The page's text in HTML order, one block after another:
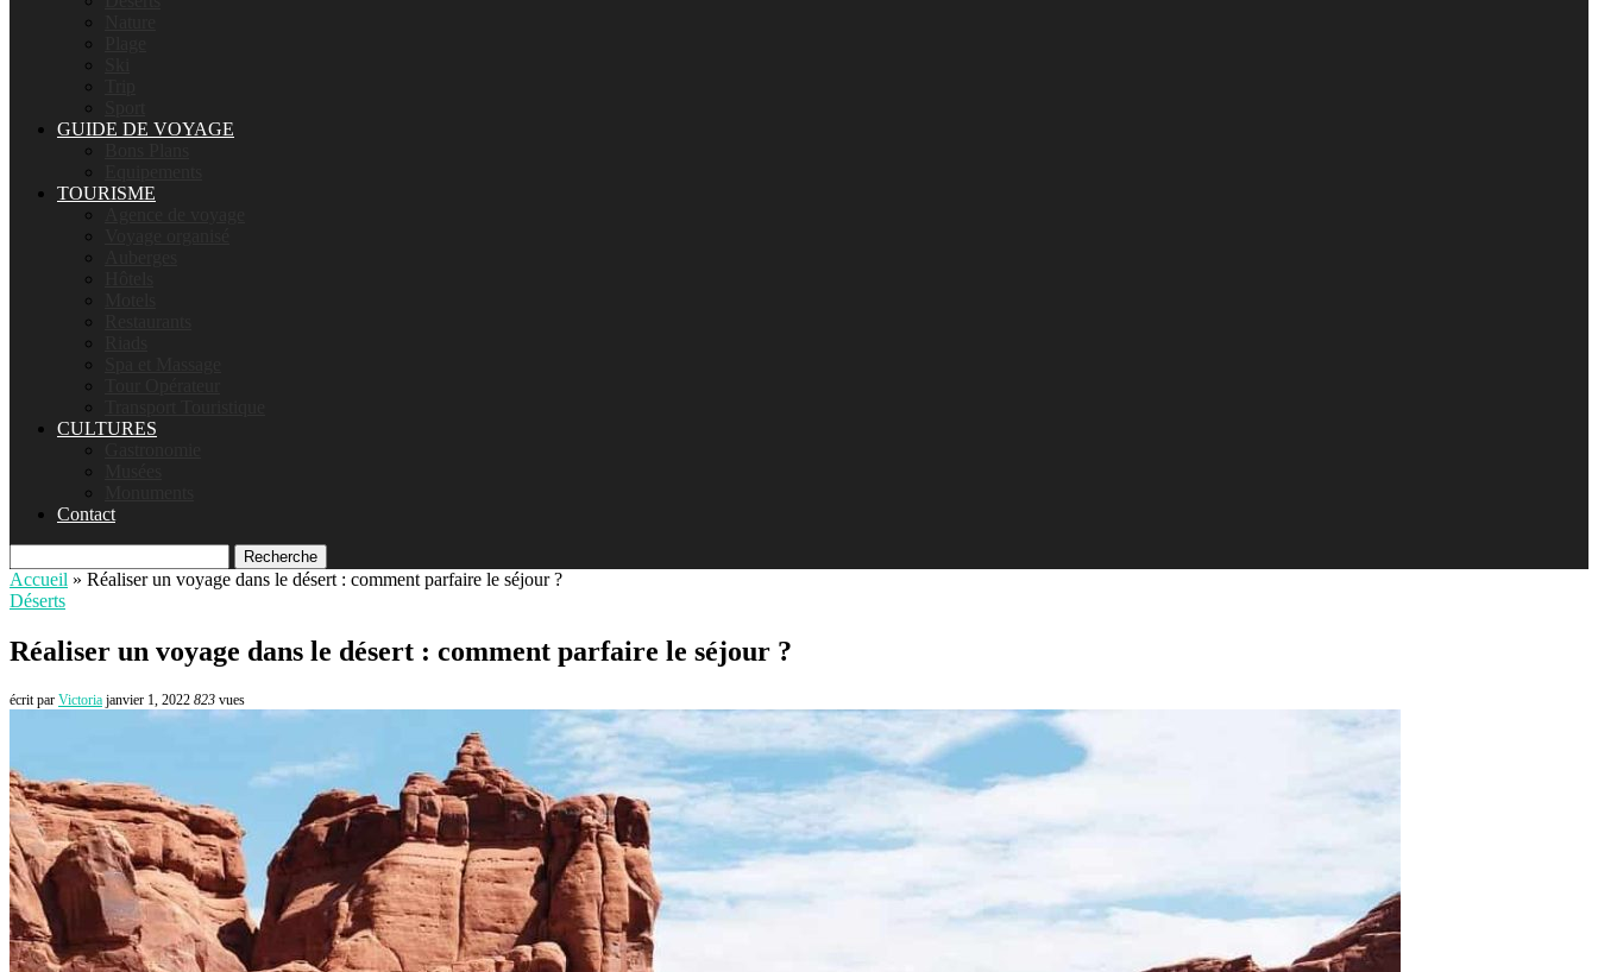
GUIDE DE VOYAGE
TOURISME
CULTURES
Contact
Recherche
Accueil » Réaliser un voyage dans le désert : comment parfaire le séjour ?
Déserts
Réaliser un voyage dans le désert : comment parfaire le séjour ?
écrit par Victoria janvier 1, 2022 823 vues